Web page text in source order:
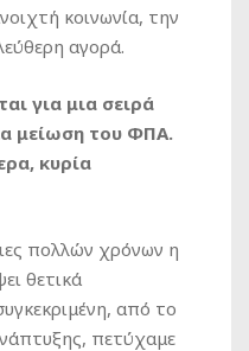
κοινωνία, την
αγορά.
για μια σειρά
μείωση του ΦΠΑ.
κυρία
πολλών χρόνων η
θετικά
από το
πετύχαμε